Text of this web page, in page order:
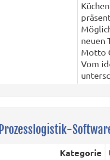
neuen
Motto
Vom
Prozesslogistik-
Kategorie